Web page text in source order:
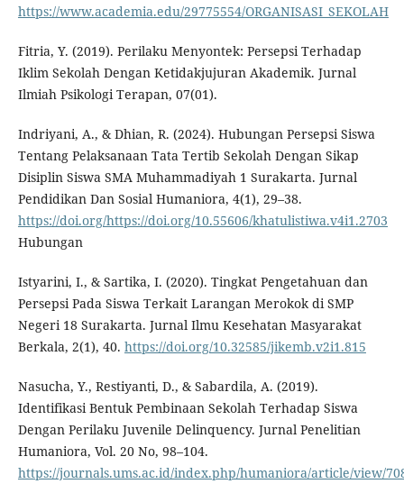
https://www.academia.edu/29775554/ORGANISASI_SEKOLAH
Fitria, Y. (2019). Perilaku Menyontek: Persepsi Terhadap
Iklim Sekolah Dengan Ketidakjujuran Akademik. Jurnal
Ilmiah Psikologi Terapan, 07(01).
Indriyani, A., & Dhian, R. (2024). Hubungan Persepsi Siswa
Tentang Pelaksanaan Tata Tertib Sekolah Dengan Sikap
Disiplin Siswa SMA Muhammadiyah 1 Surakarta. Jurnal
Pendidikan Dan Sosial Humaniora, 4(1), 29–38.
https://doi.org/https://doi.org/10.55606/khatulistiwa.v4i1.2703
Hubungan
Istyarini, I., & Sartika, I. (2020). Tingkat Pengetahuan dan
Persepsi Pada Siswa Terkait Larangan Merokok di SMP
Negeri 18 Surakarta. Jurnal Ilmu Kesehatan Masyarakat
Berkala, 2(1), 40. https://doi.org/10.32585/jikemb.v2i1.815
Nasucha, Y., Restiyanti, D., & Sabardila, A. (2019).
Identifikasi Bentuk Pembinaan Sekolah Terhadap Siswa
Dengan Perilaku Juvenile Delinquency. Jurnal Penelitian
Humaniora, Vol. 20 No, 98–104.
https://journals.ums.ac.id/index.php/humaniora/article/view/